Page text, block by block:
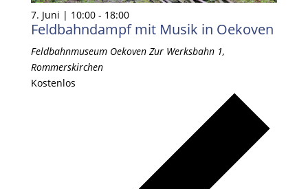
7. Juni | 10:00- 18:00
Feldbahndampf mit Musik in Oekoven
Feldbahnmuseum Oekoven Zur Werksbahn 1,
Rommerskirchen
Kostenlos